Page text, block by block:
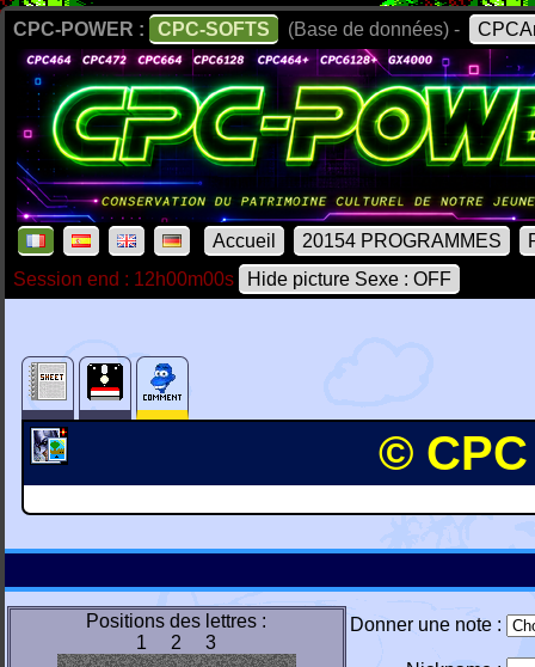
CPC-POWER : CPC-SOFTS (Base de données) -
Accueil 20154 PROGRAMMES
Session end : 12h00m00s
Hide picture Sexe : OFF
© CPC
Positions des lettres :
1 2 3
Donner une note :